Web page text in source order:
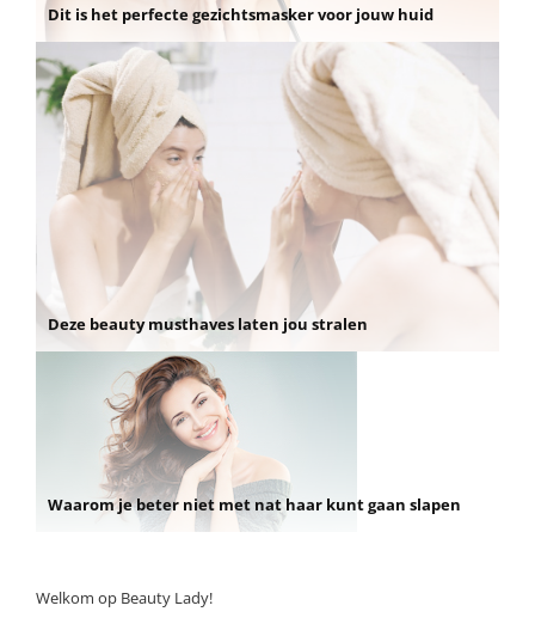
Dit is het perfecte gezichtsmasker voor jouw huid
Deze beauty musthaves laten jou stralen
Waarom je beter niet met nat haar kunt gaan slapen
Welkom op Beauty Lady!